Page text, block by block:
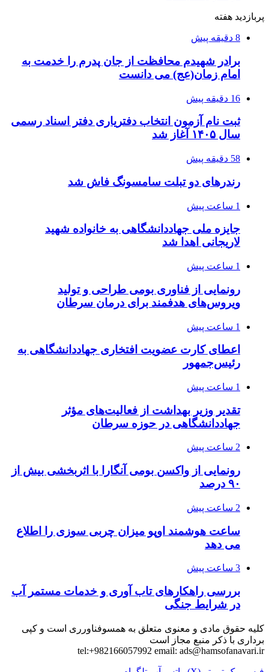
پربازدید هفته
8 دقیقه پیش
برادر شهیدم محافظت از جان پدرم را خدمت به
امام زمان(عج) می دانست
16 دقیقه پیش
ثبت نام آزمون انتخاب دفتریاری دفتر اسناد رسمی
سال ۱۴۰۵ آغاز شد
58 دقیقه پیش
رندرهای دو تبلت سامسونگ فاش شد
1 ساعت پیش
جایزه ملی جهاددانشگاهی به خانواده شهید
لاریجانی اهدا شد
1 ساعت پیش
رونمایی از فناوری بومی طراحی و تولید
ویروس‌های هدفمند برای درمان سرطان
1 ساعت پیش
اعطای کارت عضویت افتخاری جهاددانشگاهی به
رئیس‌جمهور
1 ساعت پیش
تقدیر وزیر بهداشت از فعالیت‌های مؤثر
جهاددانشگاهی در حوزه سرطان
2 ساعت پیش
رونمایی از واکسن بومی آنگارا با اثربخشی بیش از
۹۰ درصد
2 ساعت پیش
ساعت هوشمند اوپو میزان چربی سوزی را اطلاع
می دهد
3 ساعت پیش
بررسی راهکارهای تاب آوری و خدمات مستمر آب
در شرایط جنگی
کلیه حقوق مادی و معنوی متعلق به همسوفناورری است و کپی
برداری با ذکر منبع مجاز است
tel:+982166057992 email: ads@hamsofanavari.ir